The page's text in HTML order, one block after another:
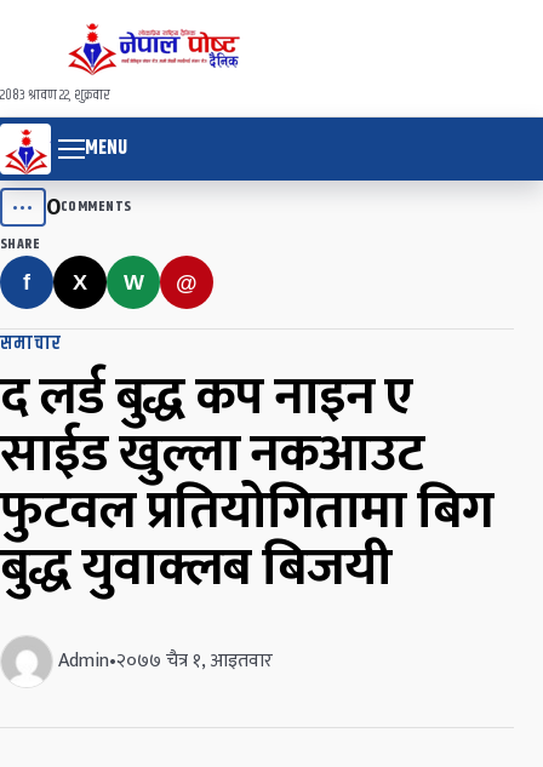
२०८३ श्रावण २२, शुक्रवार
MENU
••• 0COMMENTS
SHARE
f X W @
समाचार
द लर्ड बुद्ध कप नाइन ए
साईड खुल्ला नकआउट
फुटवल प्रतियोगितामा बिग
बुद्ध युवाक्लब बिजयी
Admin•२०७७ चैत्र १, आइतवार